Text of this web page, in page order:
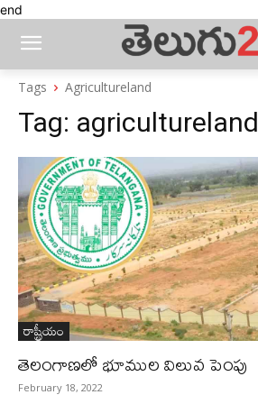
end
Tags Agricultureland
Tag: agricultureland
రాష్ట్రీయం
తెలంగాణలో భూముల విలువ పెంపు
February 18, 2022